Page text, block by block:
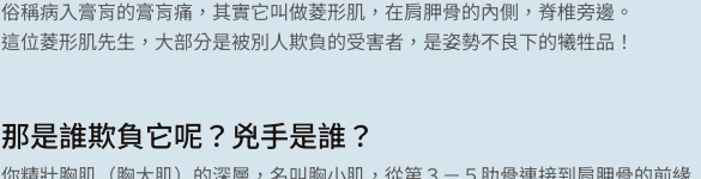
俗稱病入膏肓的膏肓痛，其實它叫做菱形肌，在肩胛骨的內側，脊椎旁邊。
這位菱形肌先生，大部分是被別人欺負的受害者，是姿勢不良下的犧牲品！
那是誰欺負它呢？兇手是誰？